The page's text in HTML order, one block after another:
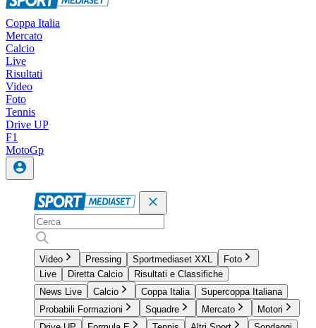
Coppa Italia
Mercato
Calcio
Live
Risultati
Video
Foto
Tennis
Drive UP
F1
MotoGp
Video Pressing Sportmediaset XXL
Foto
Live
Diretta Calcio
Risultati e Classifiche
News Live
Calcio Coppa Italia
Supercoppa Italiana
Probabili Formazioni
Squadre Mercato
Motori